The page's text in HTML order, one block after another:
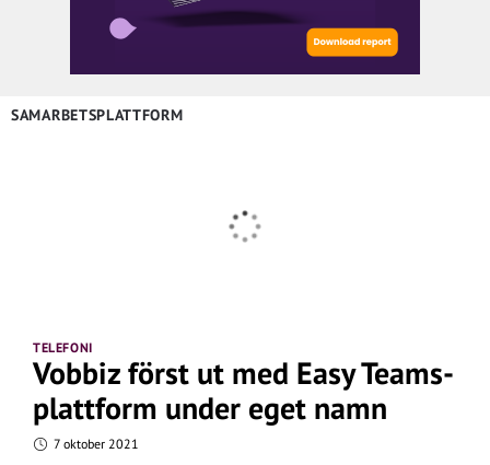
SAMARBETSPLATTFORM
TELEFONI
Vobbiz först ut med Easy Teams-
plattform under eget namn
7 oktober 2021